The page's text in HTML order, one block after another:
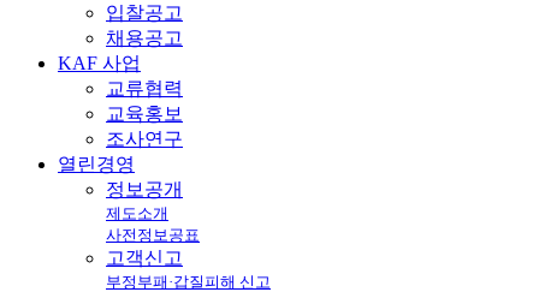
입찰공고
채용공고
KAF 사업
교류협력
교육홍보
조사연구
열린경영
정보공개
제도소개
사전정보공표
고객신고
부정부패·갑질피해 신고